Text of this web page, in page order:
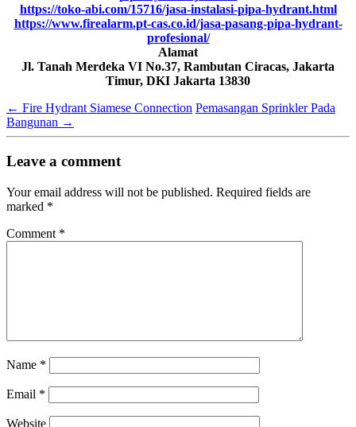
https://toko-abi.com/15716/jasa-instalasi-pipa-hydrant.html
https://www.firealarm.pt-cas.co.id/jasa-pasang-pipa-hydrant-
profesional/
Alamat
Jl. Tanah Merdeka VI No.37, Rambutan Ciracas, Jakarta
Timur, DKI Jakarta 13830
← Fire Hydrant Siamese Connection Pemasangan Sprinkler Pada
Bangunan →
Leave a comment
Your email address will not be published. Required fields are
marked *
Comment *
Name *
Email *
Website